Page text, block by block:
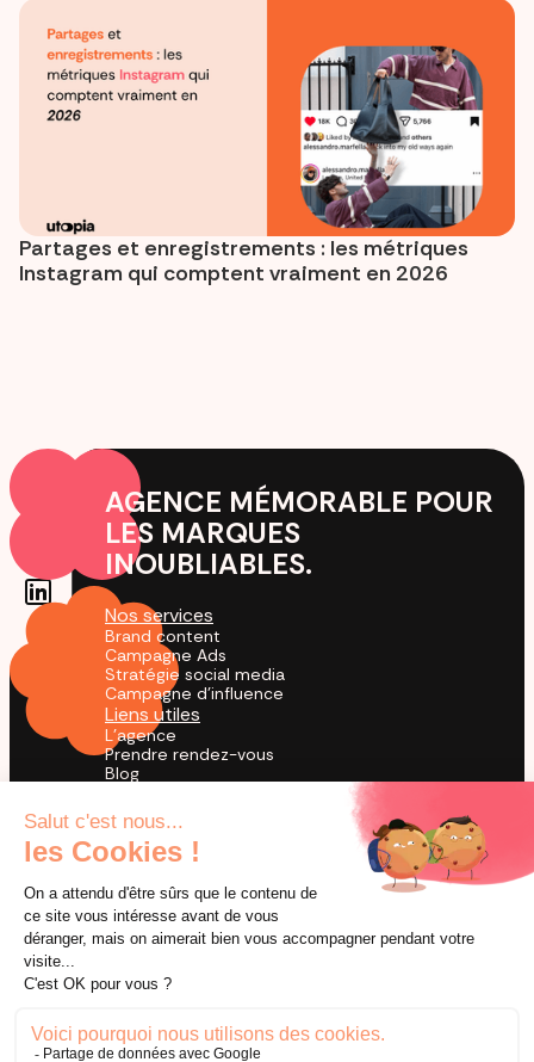
Partages et enregistrements : les métriques
Instagram qui comptent vraiment en 2026
AGENCE MÉMORABLE POUR
LES MARQUES
INOUBLIABLES.
Nos services
Brand content
Campagne Ads
Stratégie social media
Campagne d'influence
Liens utiles
L'agence
Prendre rendez-vous
Blog
Agence TikTok
by creators for creation
© 2026 Utopia. Tous droits réservés.
Mentions légales